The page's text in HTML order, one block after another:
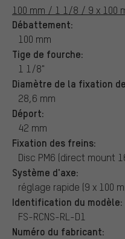
100 mm / 1 1/8 / 9 x 100
Débattement:
100 mm
Tige de fourche:
1 1/8"
Diamètre de la fixation
28,6 mm
Déport:
42 mm
Fixation des freins:
Disc PM6 (direct mount
Système d'axe:
réglage rapide (9 x 100
Identification du modèle:
FS-RCNS-RL-D1
Numéro du fabricant: